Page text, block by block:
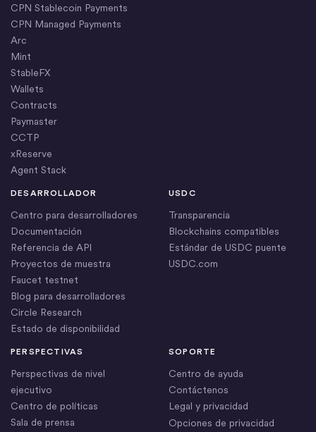
CPN Stablecoin Payments
CPN Managed Payments
Arc
Mint
StableFX
Wallets
Contracts
Paymaster
CCTP
xReserve
Agent Stack
DESARROLLADOR
Centro para desarrolladores
Documentación
Referencia de API
Proyectos de muestra
Faucet testnet
Blog para desarrolladores
Circle Research
Estado de disponibilidad
USDC
Transparencia
Blockchains compatibles
Estándar de USDC puente
USDC.com
PERSPECTIVAS
Perspectivas de nivel
ejecutivo
Centro de políticas
Sala de prensa
SOPORTE
Centro de ayuda
Contáctenos
Legal y privacidad
Opciones de privacidad